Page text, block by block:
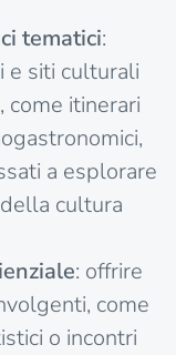
tematici:
e siti culturali
, come itinerari
a esplorare
cultura
: offrire
come
o incontri